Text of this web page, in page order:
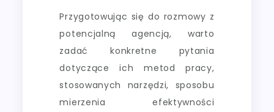
Przygotowując się do rozmowy z
potencjalną agencją, warto
zadać konkretne pytania
dotyczące ich metod pracy,
stosowanych narzędzi, sposobu
mierzenia efektywności